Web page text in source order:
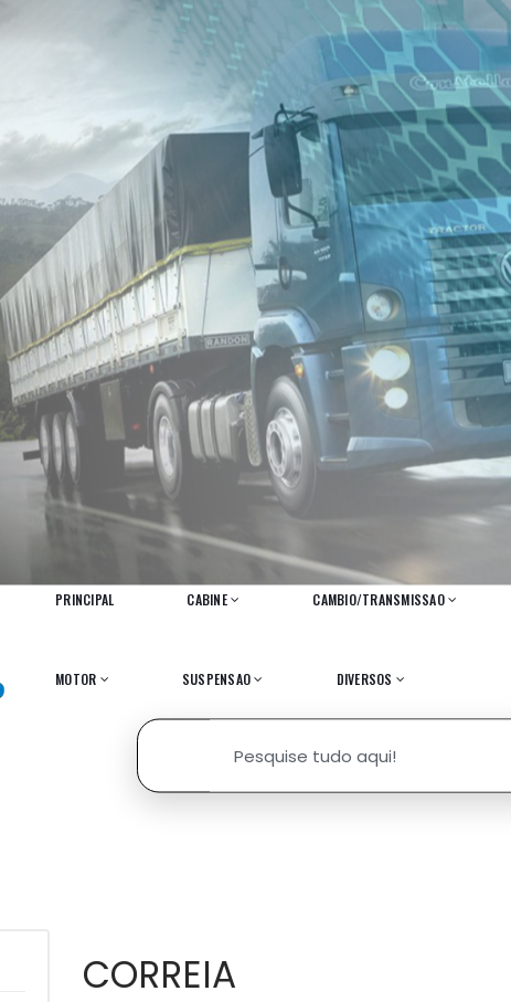
PRINCIPAL CABINE CAMBIO/TRANSMISSAO
MOTOR SUSPENSAO DIVERSOS
CORREIA